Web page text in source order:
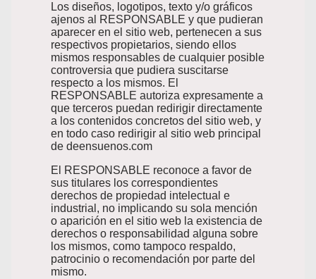
Los diseños, logotipos, texto y/o gráficos
ajenos al RESPONSABLE y que pudieran
aparecer en el sitio web, pertenecen a sus
respectivos propietarios, siendo ellos
mismos responsables de cualquier posible
controversia que pudiera suscitarse
respecto a los mismos. El
RESPONSABLE autoriza expresamente a
que terceros puedan redirigir directamente
a los contenidos concretos del sitio web, y
en todo caso redirigir al sitio web principal
de deensuenos.com
El RESPONSABLE reconoce a favor de
sus titulares los correspondientes
derechos de propiedad intelectual e
industrial, no implicando su sola mención
o aparición en el sitio web la existencia de
derechos o responsabilidad alguna sobre
los mismos, como tampoco respaldo,
patrocinio o recomendación por parte del
mismo.